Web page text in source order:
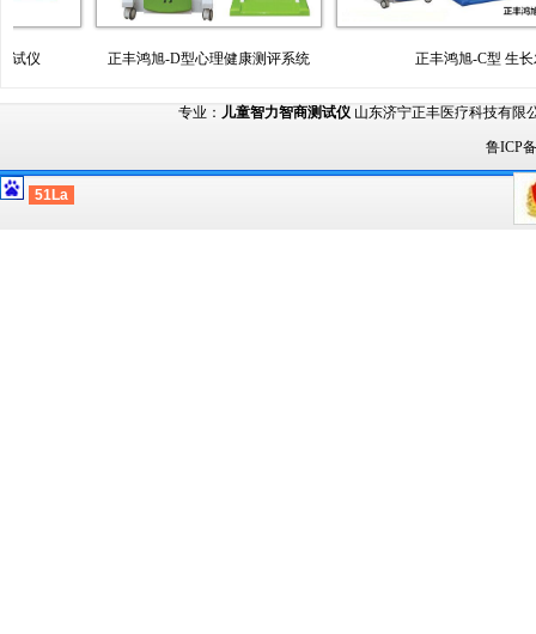
正丰鸿旭-D型心理健康测评系统 正丰鸿旭-C型 生长发育
专业： 儿童智力智商测试仪山东济宁正丰医疗科技有限
鲁ICP
51La